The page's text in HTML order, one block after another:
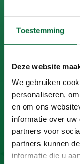
Toestemming
Deze website
We gebruiken
personaliseren,
en om ons
informatie over
partners voor
partners kunnen
informatie die u
vinden. Neem
schrijf je in voor